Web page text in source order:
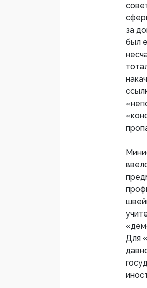
за
был
Для